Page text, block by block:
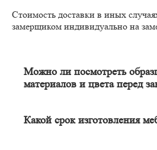
Стоимость доставки в иных
замерщиком индивидуально на
Можно ли посмотреть
материалов и цвета перед
месте в собственном освещении
Какой срок изготовления